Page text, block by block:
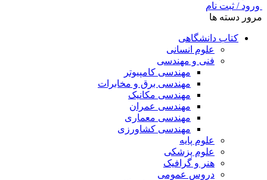
ورود / ثبت نام
مرور دسته ها
کتاب دانشگاهی
علوم انسانی
فنی و مهندسی
مهندسی کامپیوتر
مهندسی برق و مخابرات
مهندسی مکانیک
مهندسی عمران
مهندسی معماری
مهندسی کشاورزی
علوم پایه
علوم پزشکی
هنر و گرافیک
دروس عمومی